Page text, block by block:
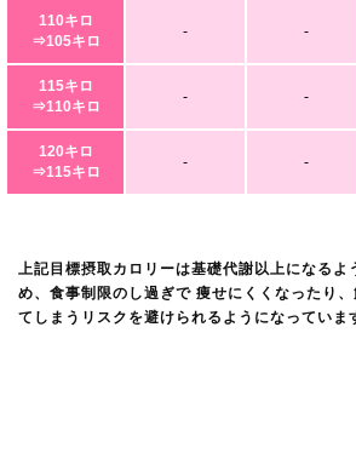
110キロ
⇒105キロ
- -
115キロ
⇒110キロ
- -
120キロ
⇒115キロ
- -
上記目標摂取カロリーは基礎代謝以上になるよ
め、食事制限のし過ぎで 痩せにくくなったり
てしまうリスクを避けられるようになっていま